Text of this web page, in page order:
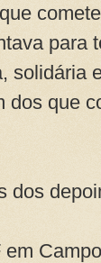
para
solidária
dos que
dos